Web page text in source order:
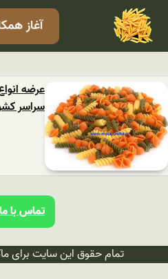
آغاز
عرضه
سراسر
تماس با ما
تمام حقوق این سایت برای